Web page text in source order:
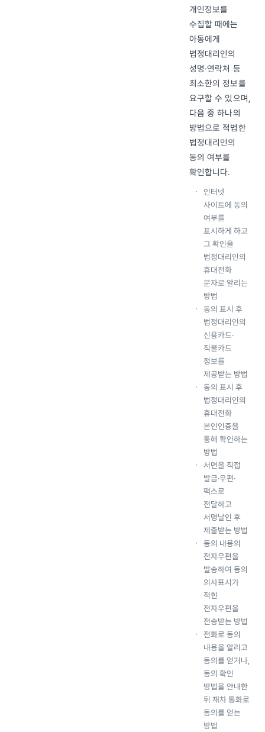
개인정보를
수집할 때에는
아동에게
법정대리인의
성명·연락처 등
최소한의 정보를
요구할 수 있으며,
다음 중 하나의
방법으로 적법한
법정대리인의
동의 여부를
확인합니다.
인터넷
사이트에 동의
여부를
표시하게 하고
그 확인을
법정대리인의
휴대전화
문자로 알리는
방법
동의 표시 후
법정대리인의
신용카드·
직불카드
정보를
제공받는 방법
동의 표시 후
법정대리인의
휴대전화
본인인증을
통해 확인하는
방법
서면을 직접
발급·우편·
팩스로
전달하고
서명날인 후
제출받는 방법
동의 내용의
전자우편을
발송하여 동의
의사표시가
적힌
전자우편을
전송받는 방법
전화로 동의
내용을 알리고
동의를 얻거나,
동의 확인
방법을 안내한
뒤 재차 통화로
동의를 얻는
방법